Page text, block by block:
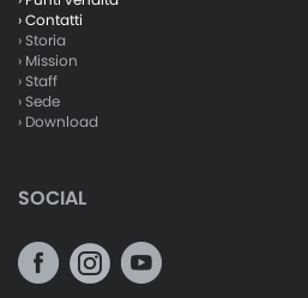
› Contatti
› Storia
› Mission
› Staff
› Sede
› Download
SOCIAL